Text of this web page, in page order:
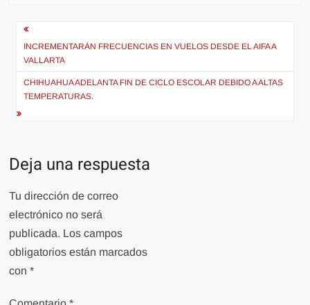
Navegación
de
entradas
INCREMENTARÁN FRECUENCIAS EN VUELOS DESDE EL AIFA A
VALLARTA
CHIHUAHUA ADELANTA FIN DE CICLO ESCOLAR DEBIDO A ALTAS
TEMPERATURAS.
Deja una respuesta
Tu dirección de correo
electrónico no será
publicada. Los campos
obligatorios están marcados
con*